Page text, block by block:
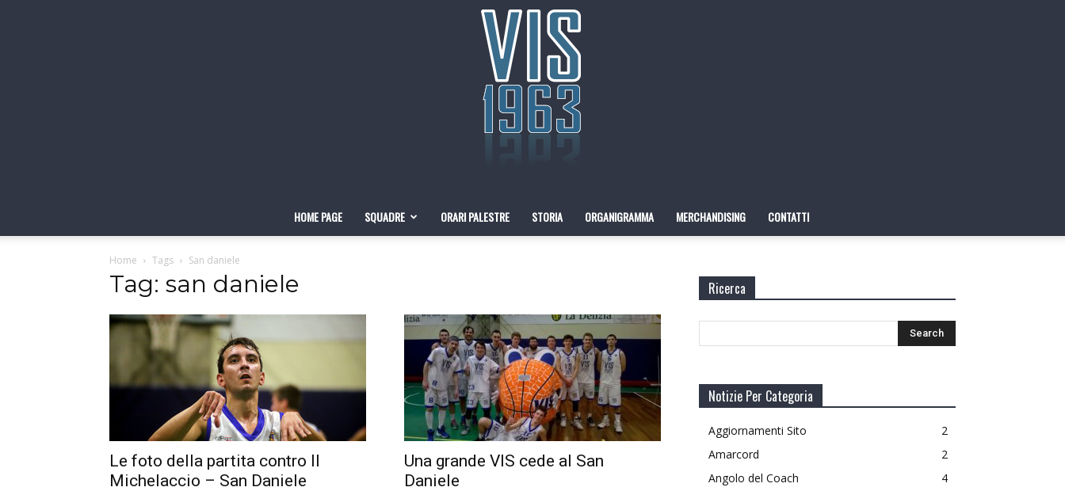
VIS
Spilimbergo
HOME PAGE SQUADRE ORARI PALESTRE STORIA ORGANIGRAMMA MERCHANDISING CONTATTI
Home Tags San daniele
Tag: san daniele
Le foto della partita contro Il
Michelaccio – San Daniele
Una grande VIS cede al San
Daniele
Ricerca
Notizie Per Categoria
Aggiornamenti Sito
2
Amarcord
2
Angolo del Coach
4